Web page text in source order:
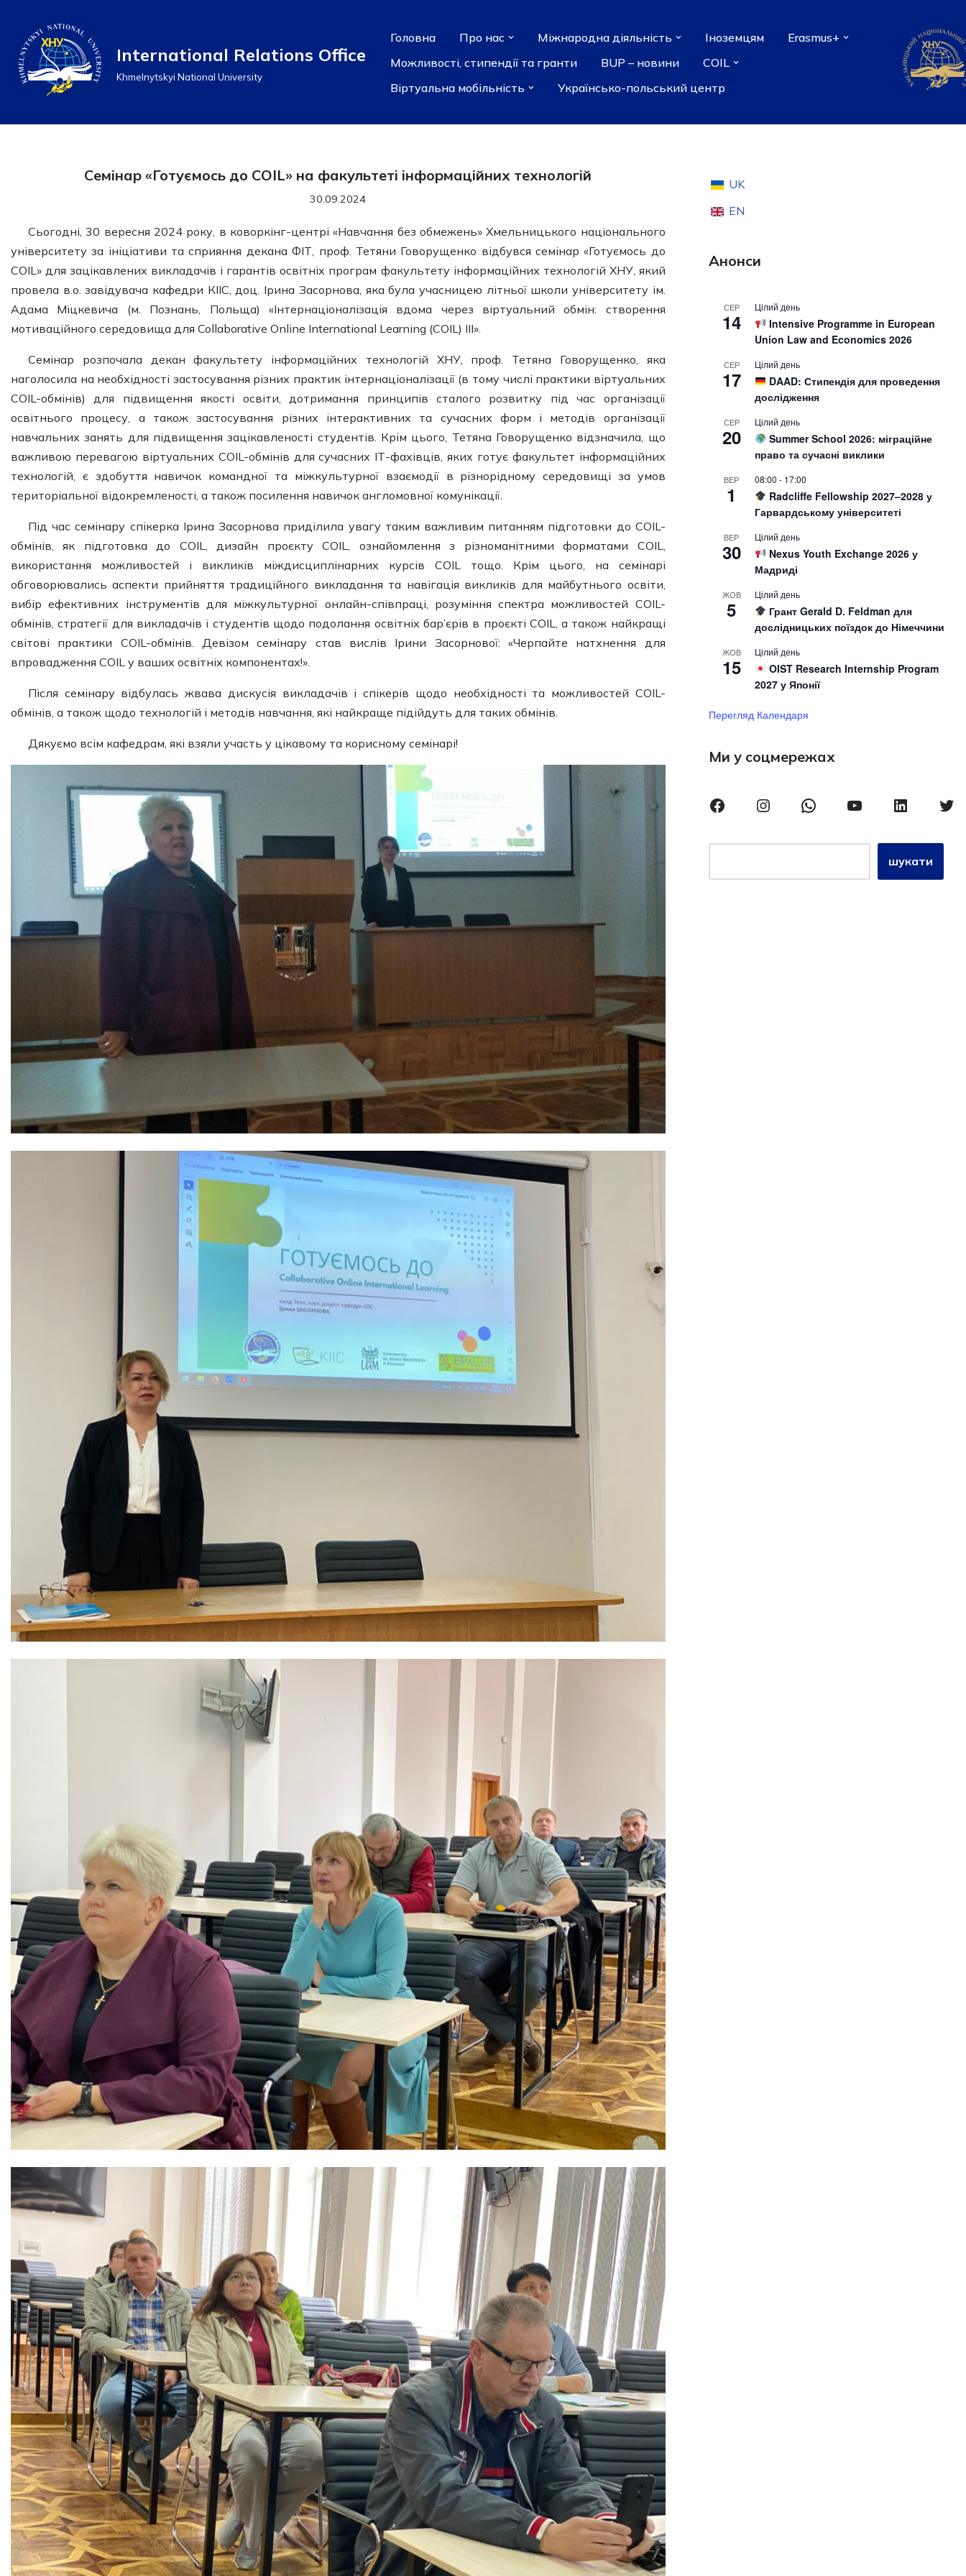
Перейти
до
вмісту
International Relations Office
Khmelnytskyi National University
Головна Про нас Міжнародна діяльність Іноземцям
Erasmus+
Можливості, стипендії та гранти
BUP – новини
COIL
Віртуальна мобільність
Українсько-польський центр
Семінар «Готуємось до COIL» на факультеті інформаційних технологій
30.09.2024
Сьогодні, 30 вересня 2024 року, в коворкінг-центрі «Навчання без обмежень» Хмельницького національного
університету за ініціативи та сприяння декана ФІТ, проф. Тетяни Говорущенко відбувся семінар «Готуємось до
COIL» для зацікавлених викладачів і гарантів освітніх програм факультету інформаційних технологій ХНУ, який
провела в.о. завідувача кафедри КІІС, доц. Ірина Засорнова, яка була учасницею літньої школи університету ім.
Адама Міцкевича (м. Познань, Польща) «Інтернаціоналізація вдома через віртуальний обмін: створення
мотиваційного середовища для Collaborative Online International Learning (COIL) ІІІ».
Семінар розпочала декан факультету інформаційних технологій ХНУ, проф. Тетяна Говорущенко, яка
наголосила на необхідності застосування різних практик інтернаціоналізації (в тому числі практики віртуальних
COIL-обмінів) для підвищення якості освіти, дотримання принципів сталого розвитку під час організації
освітнього процесу, а також застосування різних інтерактивних та сучасних форм і методів організації
навчальних занять для підвищення зацікавленості студентів. Крім цього, Тетяна Говорущенко відзначила, що
важливою перевагою віртуальних COIL-обмінів для сучасних ІТ-фахівців, яких готує факультет інформаційних
технологій, є здобуття навичок командної та міжкультурної взаємодії в різнорідному середовищі за умов
територіальної відокремленості, а також посилення навичок англомовної комунікації.
Під час семінару спікерка Ірина Засорнова приділила увагу таким важливим питанням підготовки до COIL-
обмінів, як підготовка до COIL, дизайн проєкту COIL, ознайомлення з різноманітними форматами COIL,
використання можливостей і викликів міждисциплінарних курсів COIL тощо. Крім цього, на семінарі
обговорювались аспекти прийняття традиційного викладання та навігація викликів для майбутнього освіти,
вибір ефективних інструментів для міжкультурної онлайн-співпраці, розуміння спектра можливостей COIL-
обмінів, стратегії для викладачів і студентів щодо подолання освітніх бар’єрів в проєкті COIL, а також найкращі
світові практики COIL-обмінів. Девізом семінару став вислів Ірини Засорнової: «Черпайте натхнення для
впровадження COIL у ваших освітніх компонентах!».
Після семінару відбулась жвава дискусія викладачів і спікерів щодо необхідності та можливостей COIL-
обмінів, а також щодо технологій і методів навчання, які найкраще підійдуть для таких обмінів.
Дякуємо всім кафедрам, які взяли участь у цікавому та корисному семінарі!
UK
EN
Анонси
СЕР
14
Цілий день
Intensive Programme in European
Union Law and Economics 2026
СЕР
17
Цілий день
DAAD: Стипендія для проведення
дослідження
СЕР
20
Цілий день
Summer School 2026: міграційне
право та сучасні виклики
ВЕР
1
08:00 - 17:00
Radcliffe Fellowship 2027–2028 у
Гарвардському університеті
ВЕР
30
Цілий день
Nexus Youth Exchange 2026 у
Мадриді
ЖОВ
5
Цілий день
Грант Gerald D. Feldman для
дослідницьких поїздок до Німеччини
ЖОВ
15
Цілий день
OIST Research Internship Program
2027 у Японії
Перегляд Календаря
Ми у соцмережах
шукати